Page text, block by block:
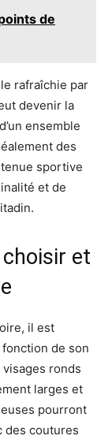
de
rafraîchie par
devenir la
ensemble
des
sportive
et de
et
il est
de son
ronds
larges et
pourront
des coutures